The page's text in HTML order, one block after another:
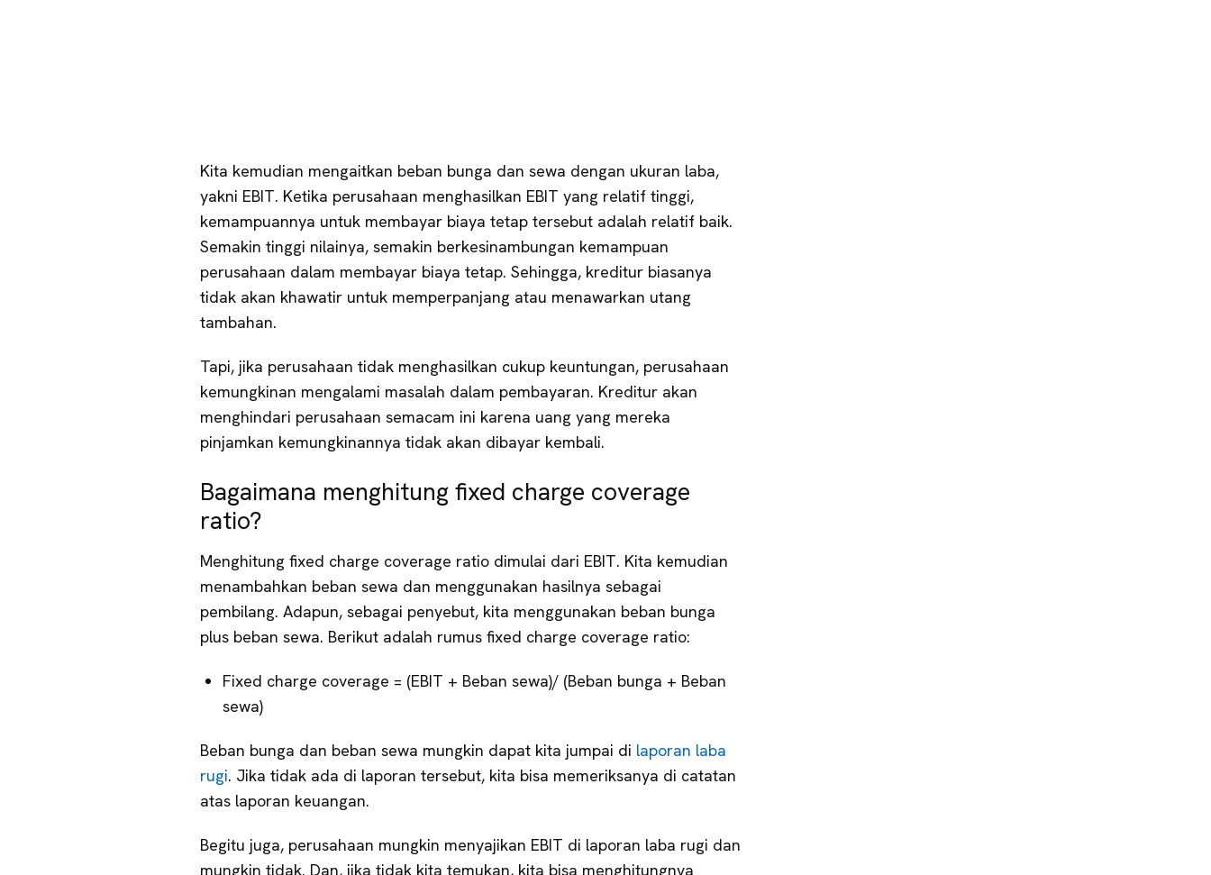
Kita kemudian mengaitkan beban bunga dan sewa dengan ukuran laba,
yakni EBIT. Ketika perusahaan menghasilkan EBIT yang relatif tinggi,
kemampuannya untuk membayar biaya tetap tersebut adalah relatif baik.
Semakin tinggi nilainya, semakin berkesinambungan kemampuan
perusahaan dalam membayar biaya tetap. Sehingga, kreditur biasanya
tidak akan khawatir untuk memperpanjang atau menawarkan utang
tambahan.
Tapi, jika perusahaan tidak menghasilkan cukup keuntungan, perusahaan
kemungkinan mengalami masalah dalam pembayaran. Kreditur akan
menghindari perusahaan semacam ini karena uang yang mereka
pinjamkan kemungkinannya tidak akan dibayar kembali.
Bagaimana menghitung fixed charge coverage
ratio?
Menghitung fixed charge coverage ratio dimulai dari EBIT. Kita kemudian
menambahkan beban sewa dan menggunakan hasilnya sebagai
pembilang. Adapun, sebagai penyebut, kita menggunakan beban bunga
plus beban sewa. Berikut adalah rumus fixed charge coverage ratio:
Fixed charge coverage = (EBIT + Beban sewa)/ (Beban bunga + Beban
sewa)
Beban bunga dan beban sewa mungkin dapat kita jumpai di laporan laba
rugi. Jika tidak ada di laporan tersebut, kita bisa memeriksanya di catatan
atas laporan keuangan.
Begitu juga, perusahaan mungkin menyajikan EBIT di laporan laba rugi dan
mungkin tidak. Dan, jika tidak kita temukan, kita bisa menghitungnya